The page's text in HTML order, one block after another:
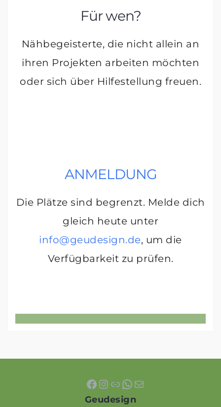
Für wen?
Nähbegeisterte, die nicht allein an
ihren Projekten arbeiten möchten
oder sich über Hilfestellung freuen.
ANMELDUNG
Die Plätze sind begrenzt. Melde dich
gleich heute unter
info@geudesign.de, um die
Verfügbarkeit zu prüfen.
Facebook
Instagram
LinkWhatsApp
E-Mail
Geudesign